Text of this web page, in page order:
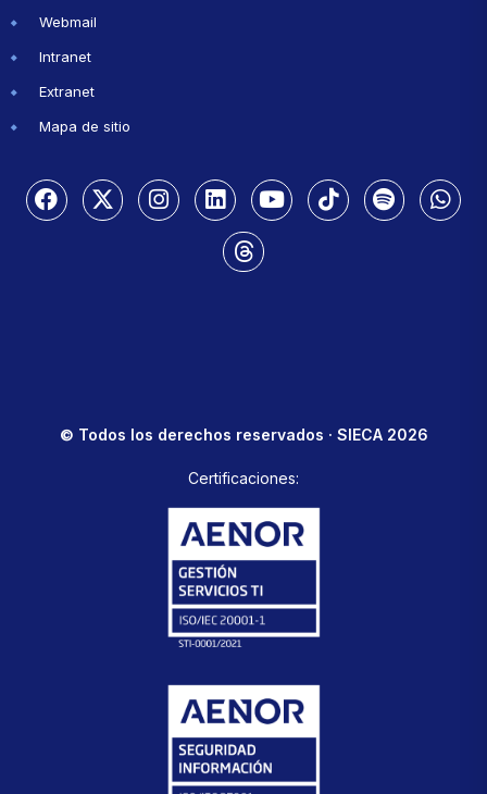
Webmail
Intranet
Extranet
Mapa de sitio
© Todos los derechos reservados · SIECA 2026
Certificaciones: